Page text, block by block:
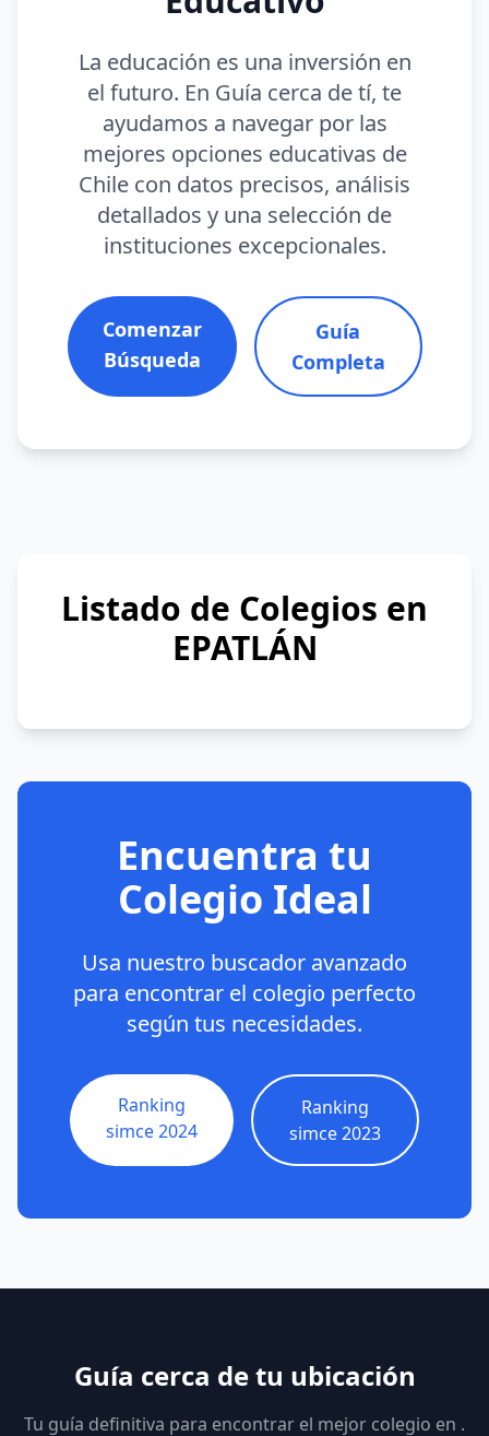
La educación es una inversión en
el futuro. En Guía cerca de tí, te
ayudamos a navegar por las
mejores opciones educativas de
Chile con datos precisos, análisis
detallados y una selección de
instituciones excepcionales.
Comenzar
Búsqueda
Guía
Completa
Listado de Colegios en
EPATLÁN
Encuentra tu
Colegio Ideal
Usa nuestro buscador avanzado
para encontrar el colegio perfecto
según tus necesidades.
Ranking
simce 2024
Ranking
simce 2023
Guía cerca de tu ubicación
Tu guía definitiva para encontrar el mejor colegio en .